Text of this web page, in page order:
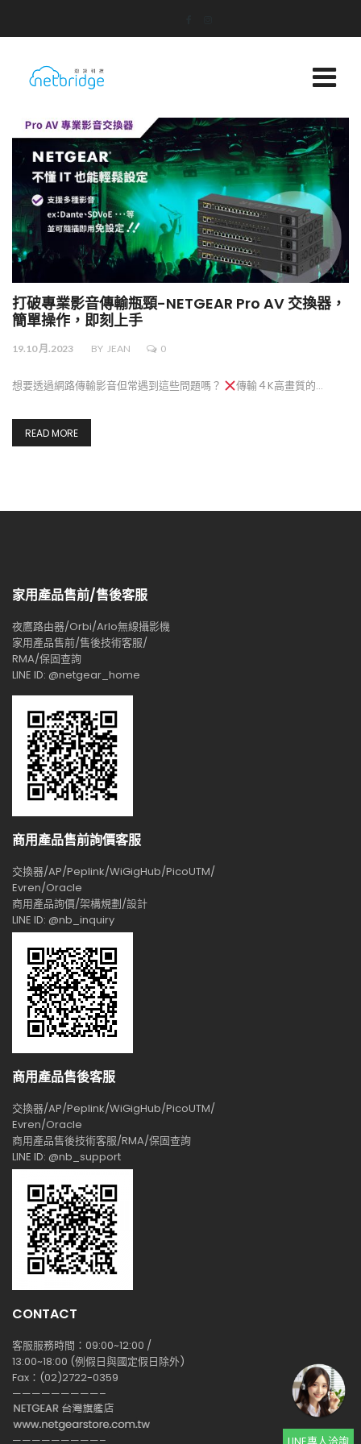
打破專業影音傳輸瓶頸-NETGEAR Pro AV 交換器，
簡單操作，即刻上手
19.10 月.2023 BY JEAN 0
想要透過網路傳輸影音但常遇到這些問題嗎？ 傳輸４K高畫質的…
READ MORE
家用產品售前/售後客服
夜鷹路由器/Orbi/Arlo無線攝影機
家用產品售前/售後技術客服/
RMA/保固查詢
LINE ID: @netgear_home
商用產品售前詢價客服
交換器/AP/Peplink/WiGigHub/PicoUTM/
Evren/Oracle
商用產品詢價/架構規劃/設計
LINE ID: @nb_inquiry
商用產品售後客服
交換器/AP/Peplink/WiGigHub/PicoUTM/
Evren/Oracle
商用產品售後技術客服/RMA/保固查詢
LINE ID: @nb_support
CONTACT
客服服務時間：09:00~12:00 /
13:00~18:00 (例假日與國定假日除外)
Fax：(02)2722-0359
—————————–
—————————– LINE專人洽詢